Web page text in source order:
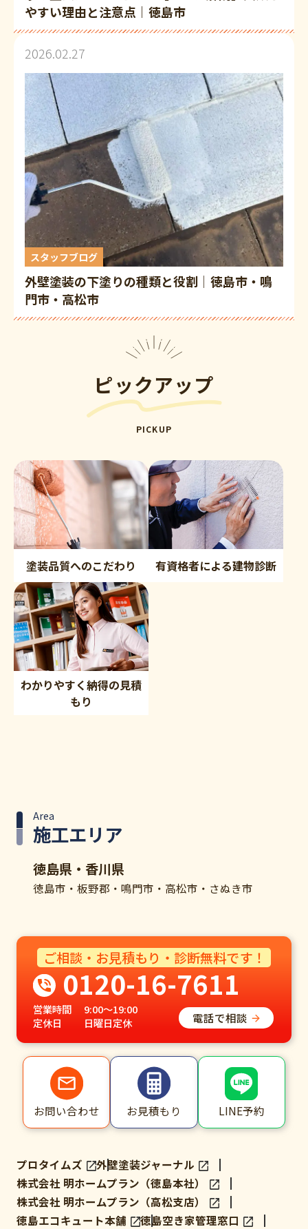
やすい理由と注意点｜徳島市
2026.02.27
スタッフブログ
外壁塗装の下塗りの種類と役割│徳島市・鳴
門市・高松市
ピックアップ
PICKUP
塗装品質へのこだわり 有資格者による建物診断
わかりやすく納得の見積
もり
施工エリア
Area
徳島県・香川県
徳島市・板野郡・鳴門市・高松市・さぬき市
ご相談・お見積もり・診断無料です！
0120-16-7611
営業時間
9:00～19:00
定休日
日曜日定休 電話で相談
お問い合わせ お見積もり LINE予約
プロタイムズ
外壁塗装ジャーナル
株式会社 明ホームプラン（徳島本社）
株式会社 明ホームプラン（高松支店）
徳島エコキュート本舗
徳島空き家管理窓口